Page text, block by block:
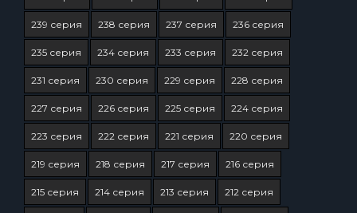
239 серия 238 серия 237 серия 236 серия
235 серия 234 серия 233 серия 232 серия
231 серия 230 серия 229 серия 228 серия
227 серия 226 серия 225 серия 224 серия
223 серия 222 серия 221 серия 220 серия
219 серия 218 серия 217 серия 216 серия
215 серия 214 серия 213 серия 212 серия